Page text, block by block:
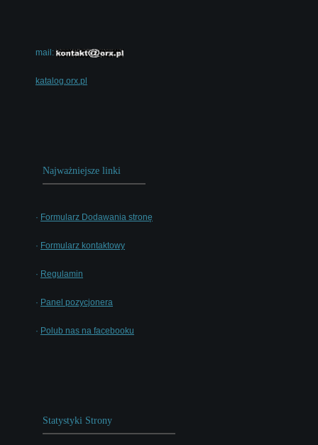
mail:
katalog.orx.pl
Najważniejsze linki
· Formularz Dodawania stronę
· Formularz kontaktowy
· Regulamin
· Panel pozycjonera
· Polub nas na facebooku
Statystyki Strony